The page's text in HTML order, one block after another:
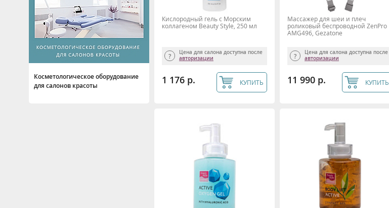
Очищение волос
Очищение и демакияж
Пилинг
Похудение, снижение веса
Стимуляция роста
Косметологическое оборудование
для салонов красоты
Кислородный гель с Морским
коллагеном Beauty Style, 250 мл
Цена для салона доступна после
авторизации
1 176 р. КУПИТЬ
Массажер для шеи и плеч
роликовый беспроводной ZenPro
AMG496, Gezatone
Цена для салона доступна после
авторизации
11 990 р. КУПИТЬ